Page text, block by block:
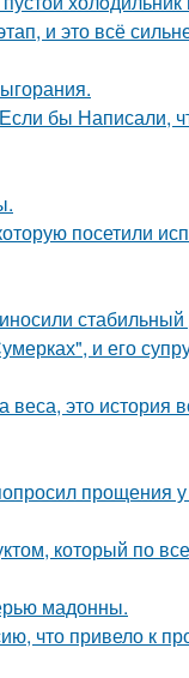
и это всё
бы Написали,
посетили
стабильный
и его
веса, это история
прощения у
который по
мадонны.
что привело к